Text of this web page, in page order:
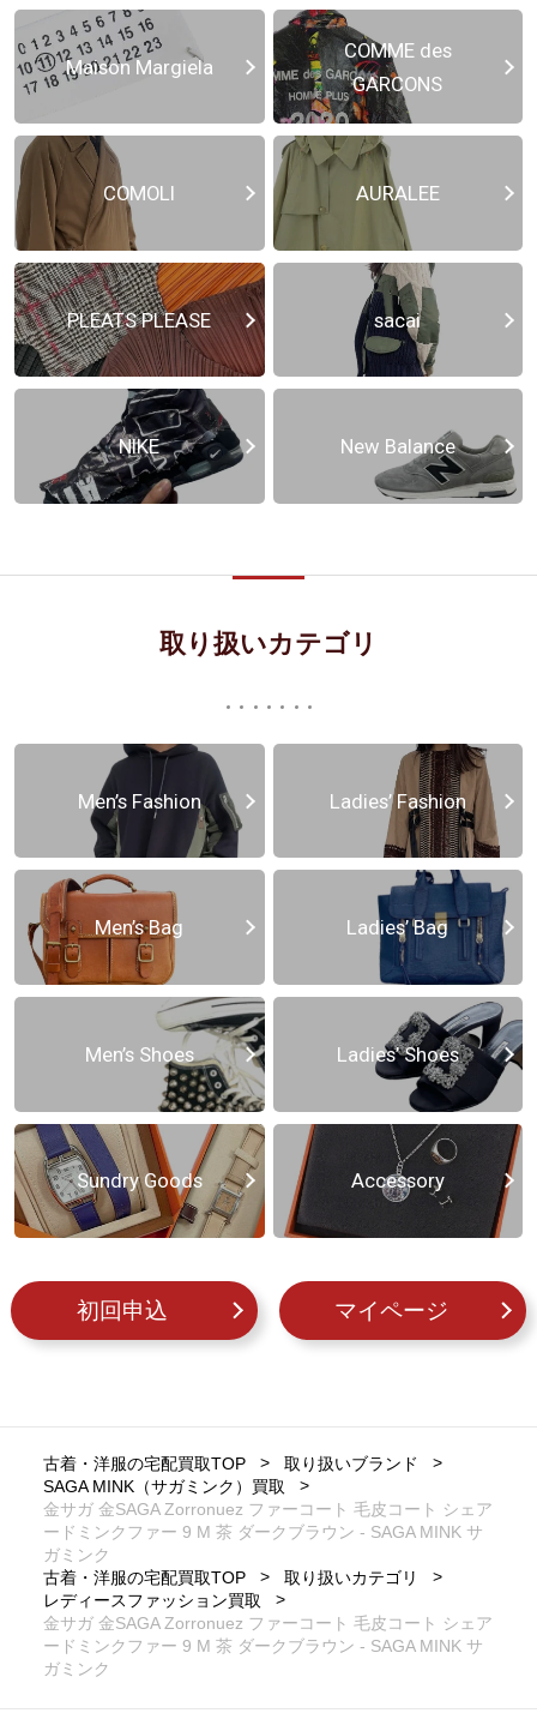
Maison Margiela
COMME des
GARCONS
COMOLI AURALEE
PLEATS PLEASE sacai
NIKE New Balance
取り扱いカテゴリ
Men’s Fashion Ladies’ Fashion
Men’s Bag Ladies’ Bag
Men’s Shoes Ladies’ Shoes
Sundry Goods Accessory
初回申込 マイページ
古着・洋服の宅配買取TOP
取り扱いブランド
SAGA MINK（サガミンク）買取
金サガ 金SAGA Zorronuez ファーコート 毛皮コート シェア
ードミンクファー 9 M 茶 ダークブラウン - SAGA MINK サ
ガミンク
古着・洋服の宅配買取TOP
取り扱いカテゴリ
レディースファッション買取
金サガ 金SAGA Zorronuez ファーコート 毛皮コート シェア
ードミンクファー 9 M 茶 ダークブラウン - SAGA MINK サ
ガミンク